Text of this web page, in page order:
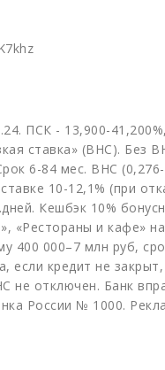
ПСК - 13,900-
ставка» (ВНС). Без
6-84 мес. ВНС
10-12,1% (при
Кешбэк 10%
«Рестораны и кафе»
400 000–7 млн руб,
если кредит не
не отключен. Банк
России № 1000.